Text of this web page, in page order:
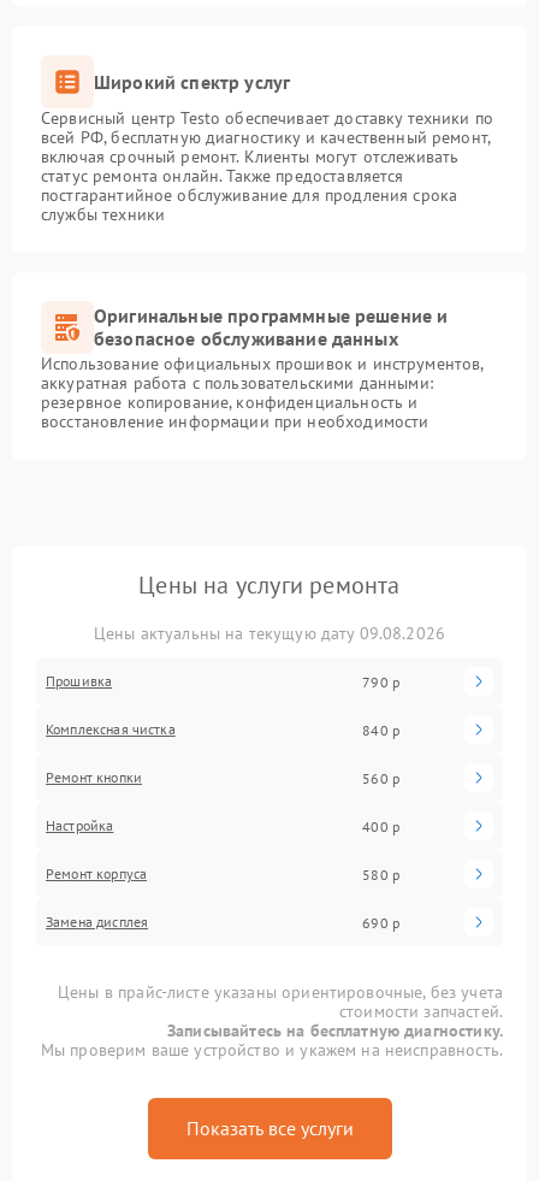
Широкий спектр услуг
Сервисный центр Testo обеспечивает доставку техники по
всей РФ, бесплатную диагностику и качественный ремонт,
включая срочный ремонт. Клиенты могут отслеживать
статус ремонта онлайн. Также предоставляется
постгарантийное обслуживание для продления срока
службы техники
Оригинальные программные решение и
безопасное обслуживание данных
Использование официальных прошивок и инструментов,
аккуратная работа с пользовательскими данными:
резервное копирование, конфиденциальность и
восстановление информации при необходимости
Цены на услуги ремонта
Цены актуальны на текущую дату 09.08.2026
Прошивка 790 р
Комплексная чистка 840 р
Ремонт кнопки 560 р
Настройка 400 р
Ремонт корпуса 580 р
Замена дисплея 690 р
Цены в прайс-листе указаны ориентировочные, без учета
стоимости запчастей.
Записывайтесь на бесплатную диагностику.
Мы проверим ваше устройство и укажем на неисправность.
Показать все услуги